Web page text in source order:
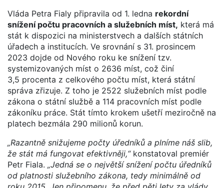
Vláda Petra Fialy připravila od 1. ledna rekordní
snížení počtu pracovních a služebních míst, která má
stát k dispozici na ministerstvech a dalších státních
úřadech a institucích. Ve srovnání s 31. prosincem
2023 dojde od Nového roku ke snížení tzv.
systemizovaných míst o 2636 míst, což činí
3,5 procenta z celkového počtu míst, která státní
správa zřizuje. Z toho je 2522 služebních míst podle
zákona o státní službě a 114 pracovních míst podle
zákoníku práce. Stát tímto krokem ušetří meziročně na
platech bezmála 290 milionů korun.
„Razantně snižujeme počty úředníků a plníme náš slib,
že stát má fungovat efektivněji,“konstatoval premiér
Petr Fiala. „Jedná se o největší snížení počtu úředníků
od platnosti služebního zákona, tedy minimálně od